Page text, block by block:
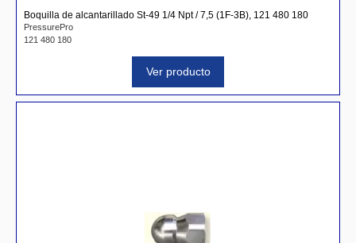
Boquilla de alcantarillado St-49 1/4 Npt / 7,5 (1F-3B), 121 480 180
PressurePro
121 480 180
Ver producto